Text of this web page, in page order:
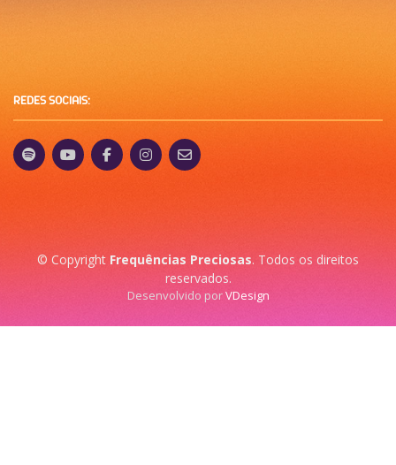
REDES SOCIAIS:
© Copyright Frequências Preciosas. Todos os direitos
reservados.
Desenvolvido porVDesign